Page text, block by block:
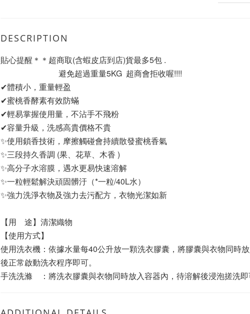
DESCRIPTION
貼心提醒＊＊超商取(含蝦皮店到店)貨最多5包 .
                             避免超過重量5KG  超商會拒收喔!!!!
✔體積小，重量輕盈
✔蜜桃香酵素有效防蟎
✔輕易掌握使用量，不沾手不飛粉
✔容量升級，洗感高貴價格不貴
✨使用鎖香技術，摩擦觸碰會持續散發蜜桃香氣
✨三段持久香調 (果、花草、木香 )
✨高分子水溶膜，遇水更易快速溶解
✨一粒輕鬆解決頑固髒汙（*一粒/40L水）
✨強力洗淨衣物及強力去污配方，衣物光潔如新
【用    途】清潔織物
【使用方式】
使用洗衣機：依據水量每40公升放一顆洗衣膠囊，將膠囊與衣物同時
後正常啟動洗衣程序即可。
手洗洗滌　：將洗衣膠囊與衣物同時放入容器內，待溶解後浸泡搓洗即